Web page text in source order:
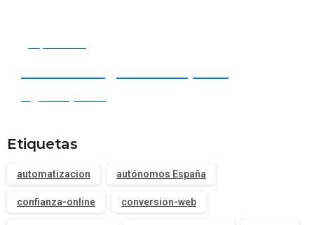
Etiquetas
automatizacion autónomos España
confianza-online conversion-web